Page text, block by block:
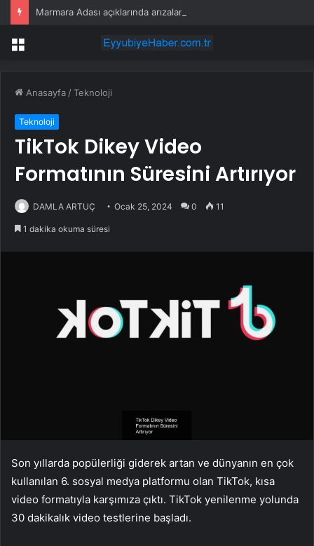
Marmara Adası açıklarında arızalanan tekne kurtarıldı
Menü
Anasayfa /Teknoloji
Teknoloji
TikTok Dikey Video
Formatının Süresini Artırıyor
DAMLA ARTUÇ Ocak 25, 2024 0 11
1 dakika okuma süresi
Son yıllarda popülerliği giderek artan ve dünyanın en çok
kullanılan 6. sosyal medya platformu olan TikTok, kısa
video formatıyla karşımıza çıktı. TikTok yenilenme yolunda
30 dakikalık video testlerine başladı.